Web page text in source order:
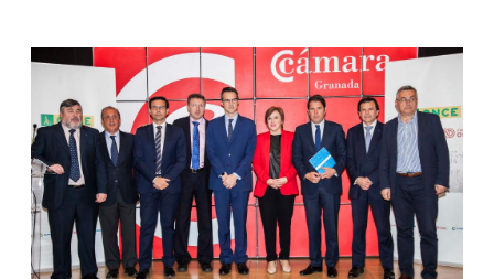
a la accesibilidad como una de las prioridades de
su equipo de gobierno para que Fuengirola sea
de verdad una ciudad sin barreras.